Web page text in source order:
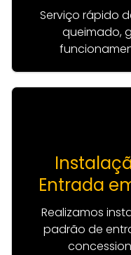
Serviço rápido
queimado,
Entrada
Realizamos
padrão de